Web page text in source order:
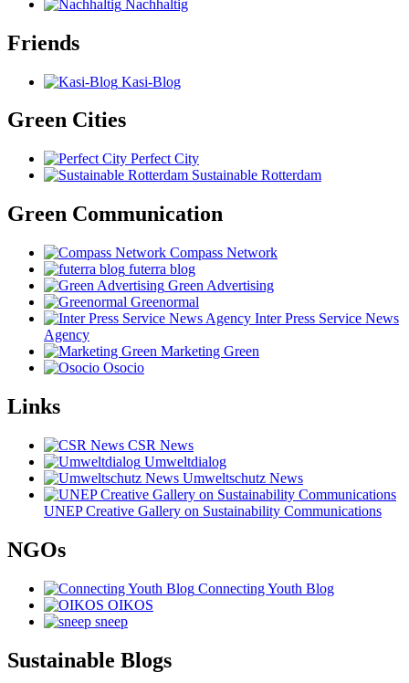
Nachhaltig
Friends
Kasi-Blog
Green Cities
Perfect City
Sustainable Rotterdam
Green Communication
Compass Network
futerra blog
Green Advertising
Greenormal
Inter Press Service News
Agency
Marketing Green
Osocio
Links
CSR News
Umweltdialog
Umweltschutz News
UNEP Creative Gallery on Sustainability Communications
NGOs
Connecting Youth Blog
OIKOS
sneep
Sustainable Blogs